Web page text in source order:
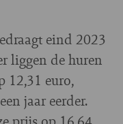
eind 2023
liggen de huren
12,31 euro,
jaar eerder.